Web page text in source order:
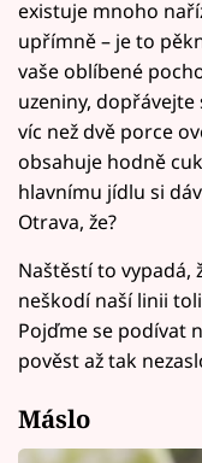
existuje mnoho
upřímně – je to
vaše oblíbené
uzeniny,
víc než dvě porce
obsahuje hodně
hlavnímu jídlu si
Otrava, že?
Naštěstí to vypadá,
neškodí naší linii
Pojďme se podívat
pověst až tak
Máslo